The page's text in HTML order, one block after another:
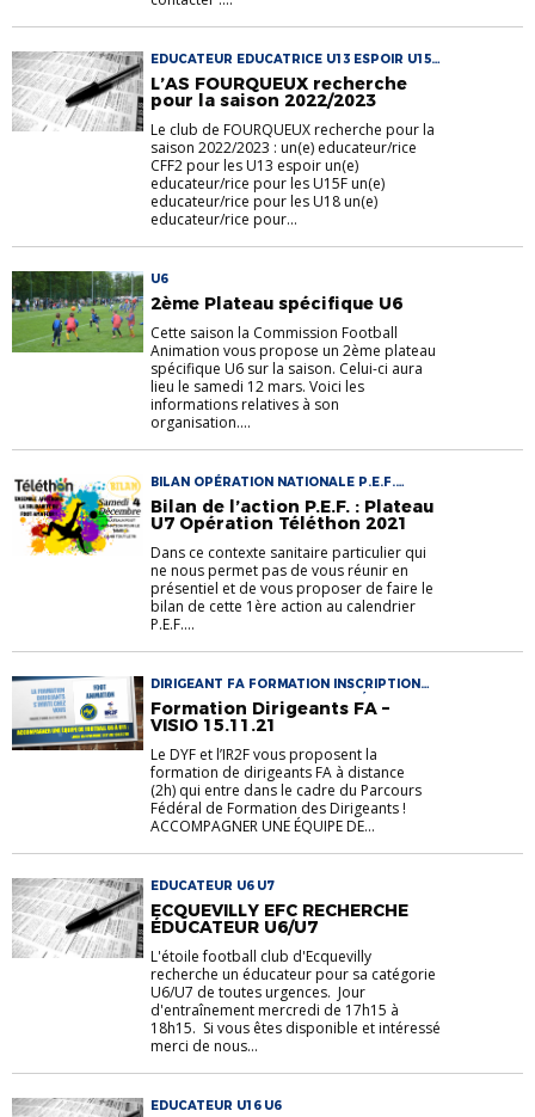
EDUCATEUR EDUCATRICE U13 ESPOIR U15
F U18 U6 U9
L’AS FOURQUEUX recherche
pour la saison 2022/2023
Le club de FOURQUEUX recherche pour la
saison 2022/2023 : un(e) educateur/rice
CFF2 pour les U13 espoir un(e)
educateur/rice pour les U15F un(e)
educateur/rice pour les U18 un(e)
educateur/rice pour...
U6
2ème Plateau spécifique U6
Cette saison la Commission Football
Animation vous propose un 2ème plateau
spécifique U6 sur la saison. Celui-ci aura
lieu le samedi 12 mars. Voici les
informations relatives à son
organisation....
BILAN OPÉRATION NATIONALE P.E.F.
TELETHON U6 U7
Bilan de l’action P.E.F. : Plateau
U7 Opération Téléthon 2021
Dans ce contexte sanitaire particulier qui
ne nous permet pas de vous réunir en
présentiel et de vous proposer de faire le
bilan de cette 1ère action au calendrier
P.E.F....
DIRIGEANT FA FORMATION INSCRIPTION
U10 U11 U6 U7 U8 U9 VISIOCONFÉRENCE
Formation Dirigeants FA –
VISIO 15.11.21
Le DYF et l’IR2F vous proposent la
formation de dirigeants FA à distance
(2h) qui entre dans le cadre du Parcours
Fédéral de Formation des Dirigeants !
ACCOMPAGNER UNE ÉQUIPE DE...
EDUCATEUR U6 U7
ECQUEVILLY EFC RECHERCHE
ÉDUCATEUR U6/U7
L'étoile football club d'Ecquevilly
recherche un éducateur pour sa catégorie
U6/U7 de toutes urgences. Jour
d'entraînement mercredi de 17h15 à
18h15. Si vous êtes disponible et intéressé
merci de nous...
EDUCATEUR U16 U6